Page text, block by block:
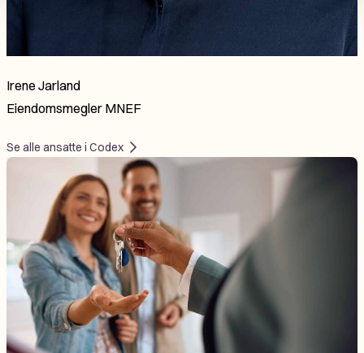
Se alle ansatte i Codex
Irene Jarland
Eiendomsmegler MNEF